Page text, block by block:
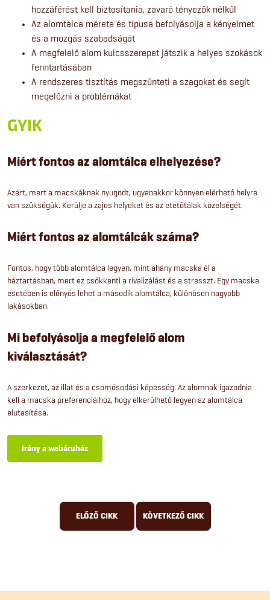
hozzáférést kell biztosítania, zavaró tényezők nélkül
Az alomtálca mérete és típusa befolyásolja a kényelmet
és a mozgás szabadságát
A megfelelő alom kulcsszerepet játszik a helyes szokások
fenntartásában
A rendszeres tisztítás megszünteti a szagokat és segít
megelőzni a problémákat
GYIK
Miért fontos az alomtálca elhelyezése?
Azért, mert a macskáknak nyugodt, ugyanakkor könnyen elérhető helyre
van szükségük. Kerülje a zajos helyeket és az etetőtálak közelségét.
Miért fontos az alomtálcák száma?
Fontos, hogy több alomtálca legyen, mint ahány macska él a
háztartásban, mert ez csökkenti a rivalizálást és a stresszt. Egy macska
esetében is előnyös lehet a második alomtálca, különösen nagyobb
lakásokban.
Mi befolyásolja a megfelelő alom
kiválasztását?
A szerkezet, az illat és a csomósodási képesség. Az alomnak igazodnia
kell a macska preferenciáihoz, hogy elkerülhető legyen az alomtálca
elutasítása.
Irány a webáruház
ELŐZŐ CIKK KÖVETKEZŐ CIKK